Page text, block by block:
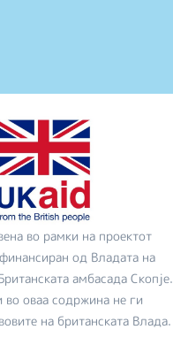
во рамки на проектот
од Владата на
амбасада Скопје.
во оваа содржина не ги
на британската Влада.